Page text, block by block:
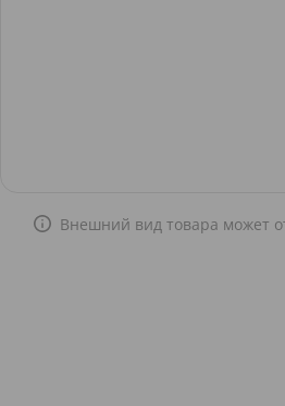
Внешний вид товара может